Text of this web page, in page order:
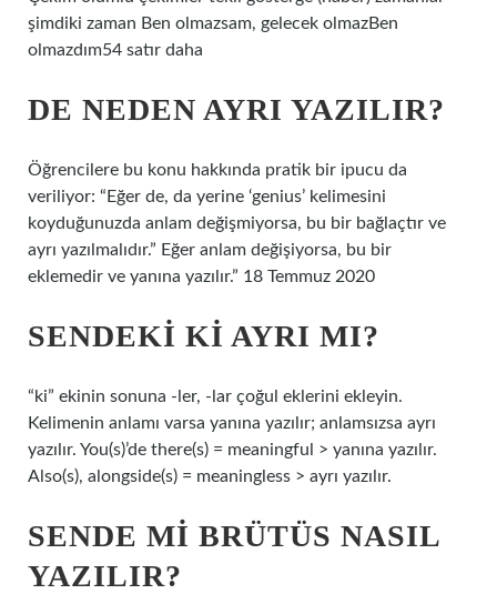
şimdiki zaman Ben olmazsam, gelecek olmazBen
olmazdım54 satır daha
DE NEDEN AYRI YAZILIR?
Öğrencilere bu konu hakkında pratik bir ipucu da
veriliyor: “Eğer de, da yerine ‘genius’ kelimesini
koyduğunuzda anlam değişmiyorsa, bu bir bağlaçtır ve
ayrı yazılmalıdır.” Eğer anlam değişiyorsa, bu bir
eklemedir ve yanına yazılır.” 18 Temmuz 2020
SENDEKI KI AYRI MI?
“ki” ekinin sonuna -ler, -lar çoğul eklerini ekleyin.
Kelimenin anlamı varsa yanına yazılır; anlamsızsa ayrı
yazılır. You(s)’de there(s) = meaningful > yanına yazılır.
Also(s), alongside(s) = meaningless > ayrı yazılır.
SENDE MI BRÜTÜS NASIL
YAZILIR?